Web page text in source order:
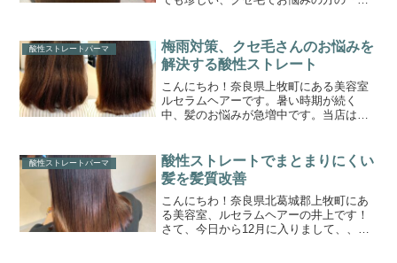
お役立ちできれば嬉しく思います。とう
とう、梅雨が到来しましたね...
酸性ストレートパーマ
梅雨対策、クセ毛さんのお悩みを
解決する酸性ストレート
こんにちわ！奈良県上牧町にある美容室
ルセラムヘアーです。暑い時期が続く
中、髪のお悩みが急増中です。当店はク
ます。クセ毛さん、うねり髪さんでお悩
みをお持ちの方に少しでもお役立ちでき
れば嬉しく思います。
酸性ストレートパーマ
酸性ストレートでまとまりにくい
髪を髪質改善
こんにちわ！奈良県北葛城郡上牧町にあ
る美容室、ルセラムヘアーの井上です！
さて、今日から12月に入りまして、、残